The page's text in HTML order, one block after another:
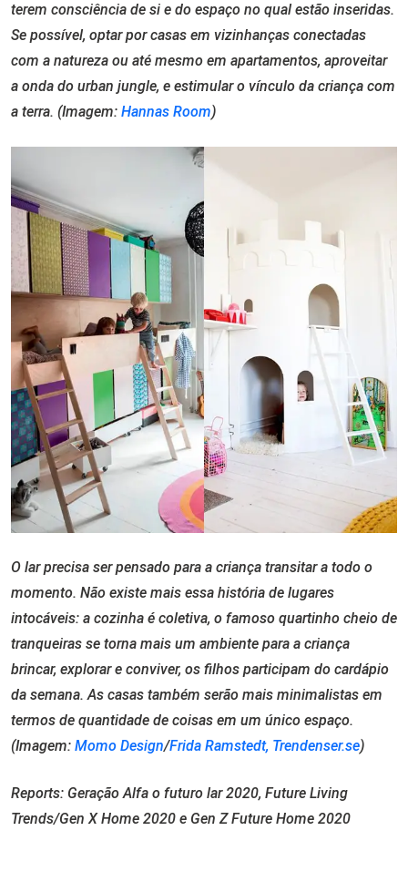
terem consciência de si e do espaço no qual estão inseridas.
Se possível, optar por casas em vizinhanças conectadas
com a natureza ou até mesmo em apartamentos, aproveitar
a onda do urban jungle, e estimular o vínculo da criança com
a terra. (Imagem: Hannas Room)
O lar precisa ser pensado para a criança transitar a todo o
momento. Não existe mais essa história de lugares
intocáveis: a cozinha é coletiva, o famoso quartinho cheio de
tranqueiras se torna mais um ambiente para a criança
brincar, explorar e conviver, os filhos participam do cardápio
da semana. As casas também serão mais minimalistas em
termos de quantidade de coisas em um único espaço.
(Imagem: Momo Design/Frida Ramstedt, Trendenser.se)
Reports: Geração Alfa o futuro lar 2020, Future Living
Trends/Gen X Home 2020 e Gen Z Future Home 2020